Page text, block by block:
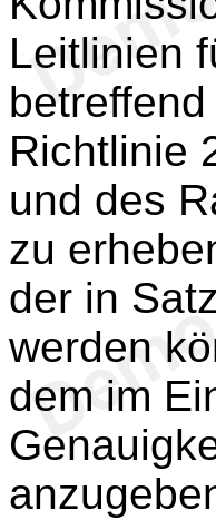
Leitlinien
Richtlinie
und des
zu
der in
werden
dem im